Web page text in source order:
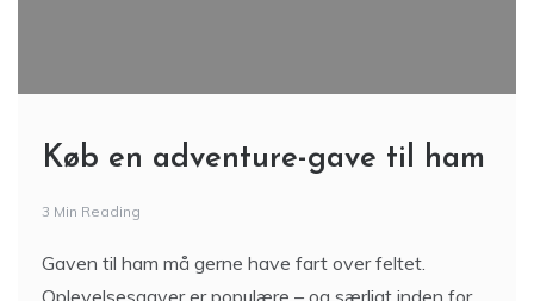
Køb en adventure-gave til ham
3 Min Reading
Gaven til ham må gerne have fart over feltet.
Oplevelsesgaver er populære – og særligt inden for